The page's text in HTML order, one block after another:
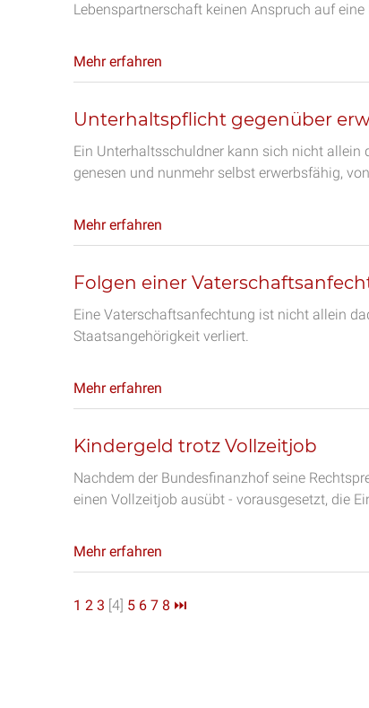
Lebenspartnerschaft keinen Anspruch auf
Mehr erfahren
Unterhaltspflicht gegenüber
Ein Unterhaltsschuldner kann sich nicht
genesen und nunmehr selbst erwerbsfähig,
Mehr erfahren
Folgen einer
Eine Vaterschaftsanfechtung ist nicht allein
Staatsangehörigkeit verliert.
Mehr erfahren
Kindergeld trotz Vollzeitjob
Nachdem der Bundesfinanzhof seine
einen Vollzeitjob ausübt - vorausgesetzt, die
Mehr erfahren
1 2 3 [4] 5 6 7 8 ⏭